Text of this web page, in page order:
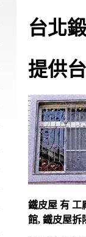
台北
提供
鐵皮屋 有 工
館, 鐵皮屋拆